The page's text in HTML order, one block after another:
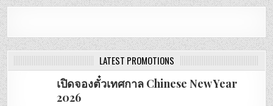
LATEST PROMOTIONS
เปิดจองตั๋วเทศกาล Chinese New Year
2026